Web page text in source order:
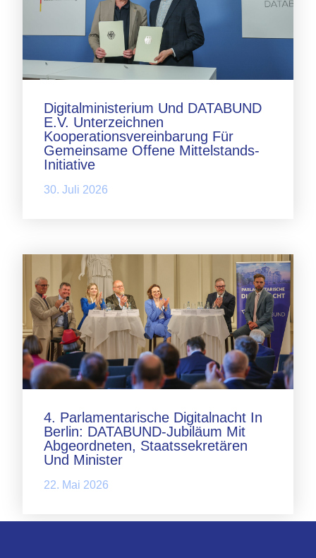
Digitalministerium Und DATABUND
E.V. Unterzeichnen
Kooperationsvereinbarung Für
Gemeinsame Offene Mittelstands-
Initiative
30. Juli 2026
4. Parlamentarische Digitalnacht In
Berlin: DATABUND-Jubiläum Mit
Abgeordneten, Staatssekretären
Und Minister
22. Mai 2026